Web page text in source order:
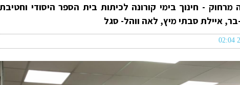
- חינוך בימי קורונה לכיתות בית הספר היסודי וחטיבת
איילת סבתי מיץ, לאה ווהל- סגל